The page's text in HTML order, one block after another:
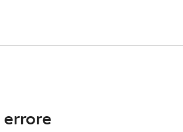
errore